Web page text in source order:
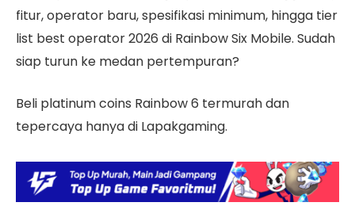
fitur, operator baru, spesifikasi minimum, hingga tier
list best operator 2026 di Rainbow Six Mobile. Sudah
siap turun ke medan pertempuran?
Beli platinum coins Rainbow 6 termurah dan
tepercaya hanya di Lapakgaming.